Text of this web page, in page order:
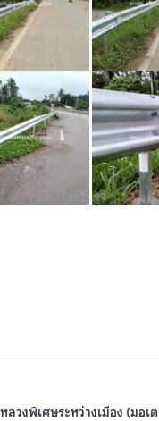
งพิเศษระหว่างเมือง (มอเต